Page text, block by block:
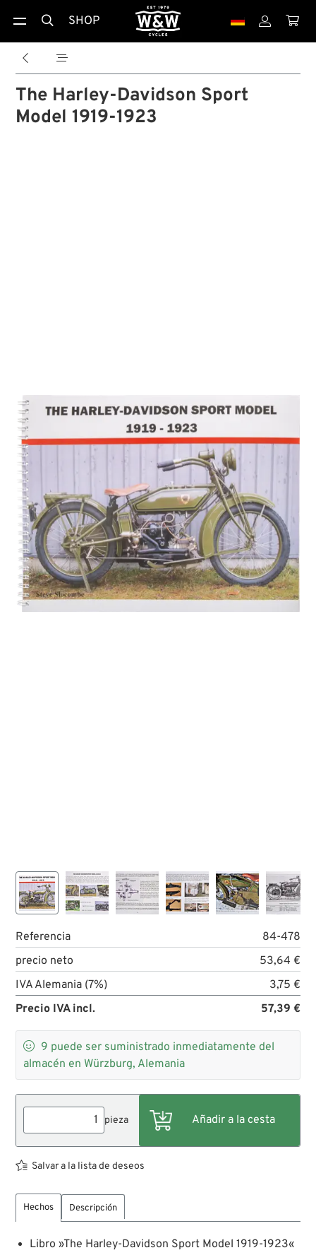
 SHOP  
 
The Harley-Davidson Sport
Model 1919-1923
Referencia
84-478
precio neto
53,64 €
IVA Alemania (7%)
3,75 €
Precio IVA incl.
57,39 €
 9 puede ser suministrado inmediatamente del
almacén en Würzburg, Alemania
pieza
Salvar a la lista de deseos
Hechos Descripción
Libro »The Harley-Davidson Sport Model 1919-1923«